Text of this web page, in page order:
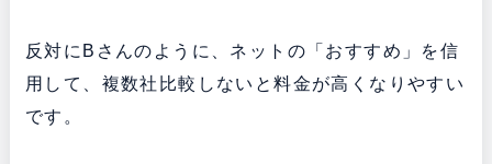
反対にBさんのように、ネットの「おすすめ」を信
用して、複数社比較しないと料金が高くなりやすい
です。